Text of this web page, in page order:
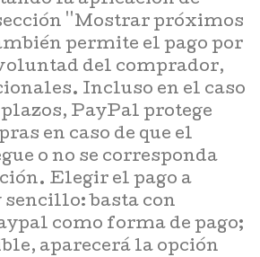
''Mostrar próximos
permite el pago por
del comprador,
Incluso en el caso
plazos, PayPal protege
en caso de que el
o no se corresponda
Elegir el pago a
sencillo: basta con
como forma de pago;
aparecerá la opción